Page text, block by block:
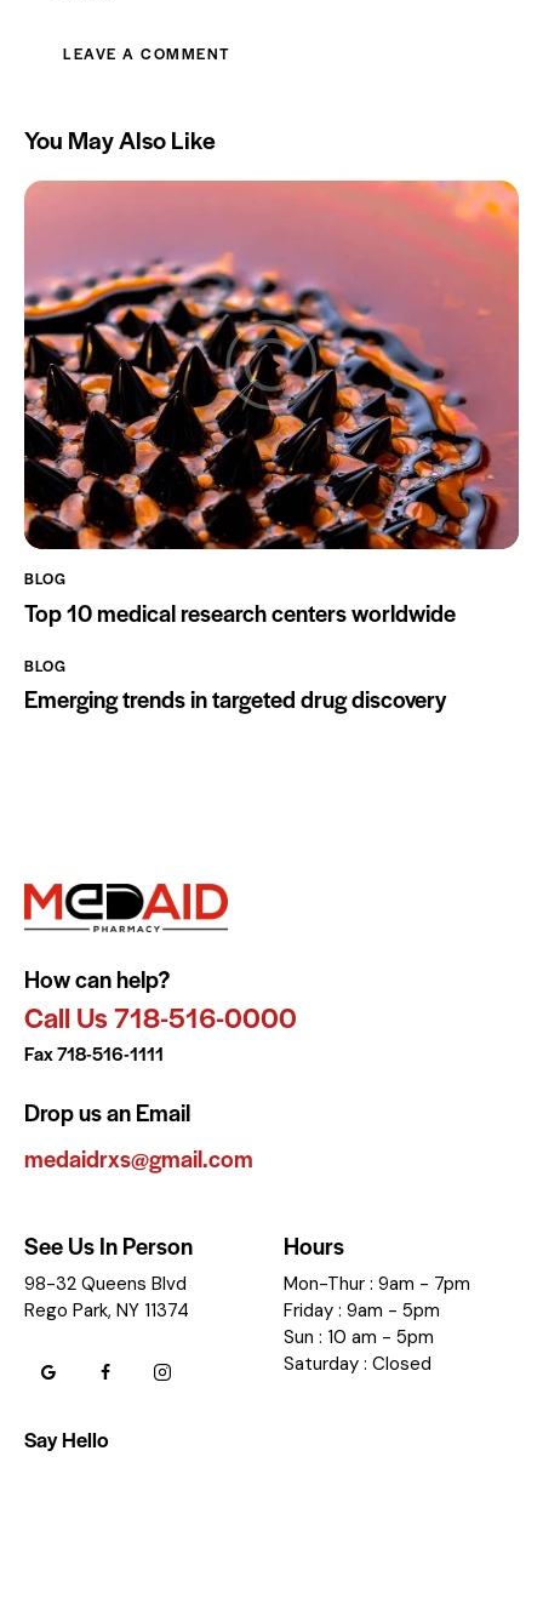
You May Also Like
BLOG
Top 10 medical research centers worldwide
BLOG
Emerging trends in targeted drug discovery
How can help?
Call Us 718-516-0000
Fax 718-516-1111
Drop us an Email
medaidrxs@gmail.com
See Us In Person
98-32 Queens Blvd
Rego Park, NY 11374
Hours
Mon-Thur : 9am - 7pm
Friday : 9am - 5pm
Sun : 10 am - 5pm
Saturday : Closed
Say Hello